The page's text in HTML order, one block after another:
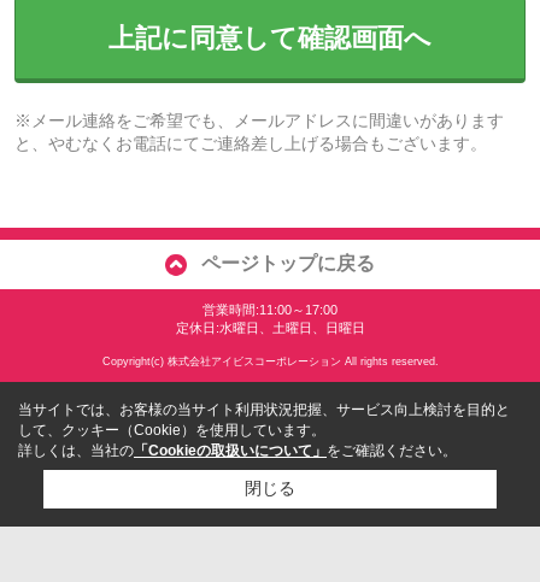
上記に同意して確認画面へ
※メール連絡をご希望でも、メールアドレスに間違いがあります
と、やむなくお電話にてご連絡差し上げる場合もございます。
ページトップに戻る
営業時間:11:00～17:00
定休日:水曜日、土曜日、日曜日
Copyright(c) 株式会社アイビスコーポレーション All rights reserved.
当サイトでは、お客様の当サイト利用状況把握、サービス向上検討を目的と
して、クッキー（Cookie）を使用しています。
詳しくは、当社の 「Cookieの取扱いについて」 をご確認ください。
閉じる